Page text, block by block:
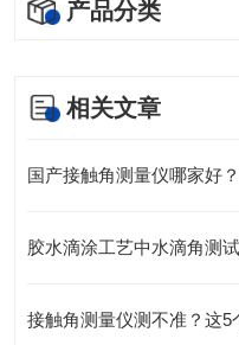
产品分类
相关文章
胶水滴涂工艺中水滴角测
接触角测量仪测不准？这